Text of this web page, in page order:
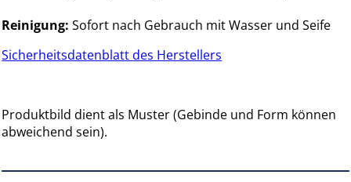
Reinigung:Sofort nach Gebrauch mit Wasser und Seife
Sicherheitsdatenblatt des Herstellers
Produktbild dient als Muster (Gebinde und Form können
abweichend sein).